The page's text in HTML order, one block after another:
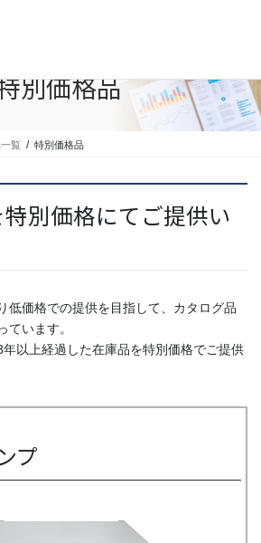
別価格品
覧 特別価格品
別価格にてご提供い
低価格での提供を目指して、カタログ品
ています。
以上経過した在庫品を特別価格でご提供
プ